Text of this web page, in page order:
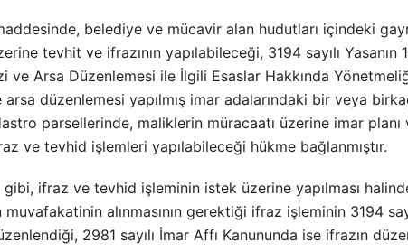
belediye ve mücavir alan hudutları içindeki
tevhit ve ifrazının yapılabileceği, 3194 sayılı Yasanın
ve Arsa Düzenlemesi ile İlgili Esaslar Hakkında
düzenlemesi yapılmış imar adalarındaki bir veya
parsellerinde, maliklerin müracaatı üzerine imar planı
ve tevhid işlemleri yapılabileceği hükme bağlanmıştır.
gibi, ifraz ve tevhid işleminin istek üzerine yapılması
muvafakatinin alınmasının gerektiği ifraz işleminin 3194
2981 sayılı İmar Affı Kanununda ise ifrazın